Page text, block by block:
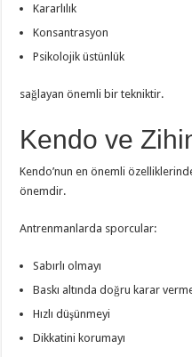
Kararlılık
Konsantrasyon
Psikolojik üstünlük
sağlayan önemli bir tekniktir.
Kendo ve
Kendo’nun en önemli
önemdir.
Antrenmanlarda sporcular:
Sabırlı olmayı
Baskı altında doğru karar
Hızlı düşünmeyi
Dikkatini korumayı